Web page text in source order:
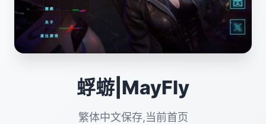
蜉蝣|MayFly
繁体中文保存,当前首页